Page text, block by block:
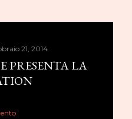
21, 2014
PRESENTA LA